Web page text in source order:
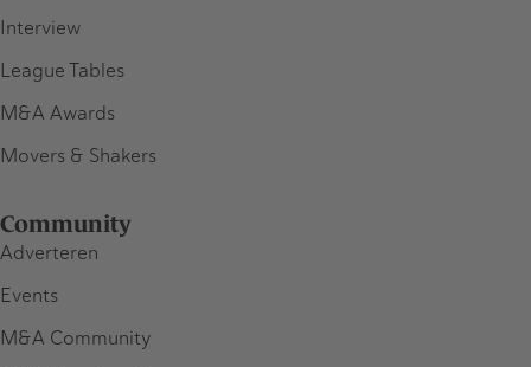
Interview
League Tables
M&A Awards
Movers & Shakers
Community
Adverteren
Events
M&A Community